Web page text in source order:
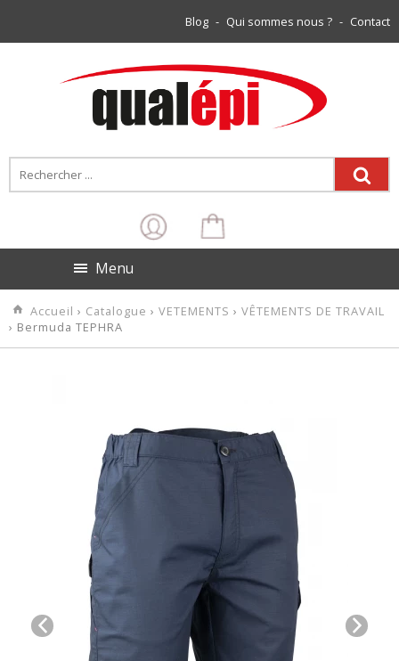
Blog - Qui sommes nous ? - Contact
Menu
Accueil › Catalogue ›VETEMENTS ›VÊTEMENTS DE TRAVAIL
› Bermuda TEPHRA